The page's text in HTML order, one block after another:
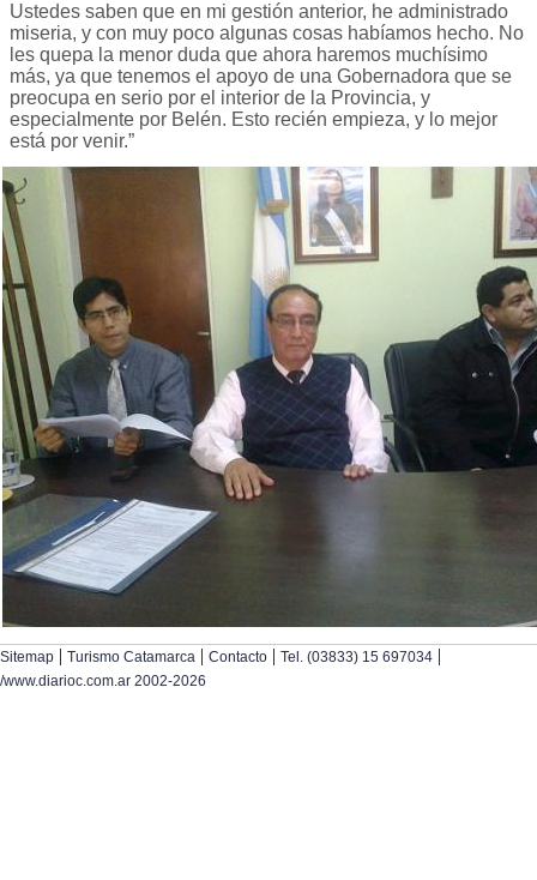
Ustedes saben que en mi gestión anterior, he administrado
miseria, y con muy poco algunas cosas habíamos hecho. No
les quepa la menor duda que ahora haremos muchísimo
más, ya que tenemos el apoyo de una Gobernadora que se
preocupa en serio por el interior de la Provincia, y
especialmente por Belén. Esto recién empieza, y lo mejor
está por venir.”
Sitemap | Turismo Catamarca | Contacto | Tel. (03833) 15 697034 |
/www.diarioc.com.ar 2002-2026